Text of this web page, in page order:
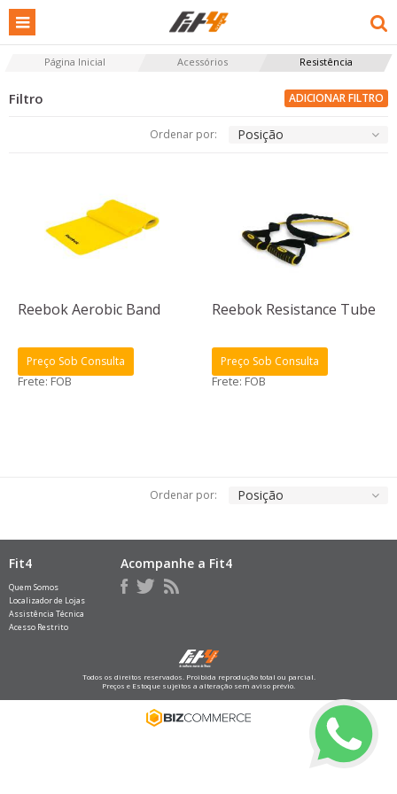
Página Inicial Acessórios Resistência
ADICIONAR FILTRO
Ordenar por: Posição
Reebok Aerobic Band
Preço Sob Consulta
Frete: FOB
Reebok Resistance Tube
Preço Sob Consulta
Frete: FOB
Ordenar por: Posição
Fit4
Quem Somos
Localizador de Lojas
Assistência Técnica
Acesso Restrito
Acompanhe a Fit4
Todos os direitos reservados. Proibida reprodução total ou parcial.
Preços e Estoque sujeitos a alteração sem aviso prévio.